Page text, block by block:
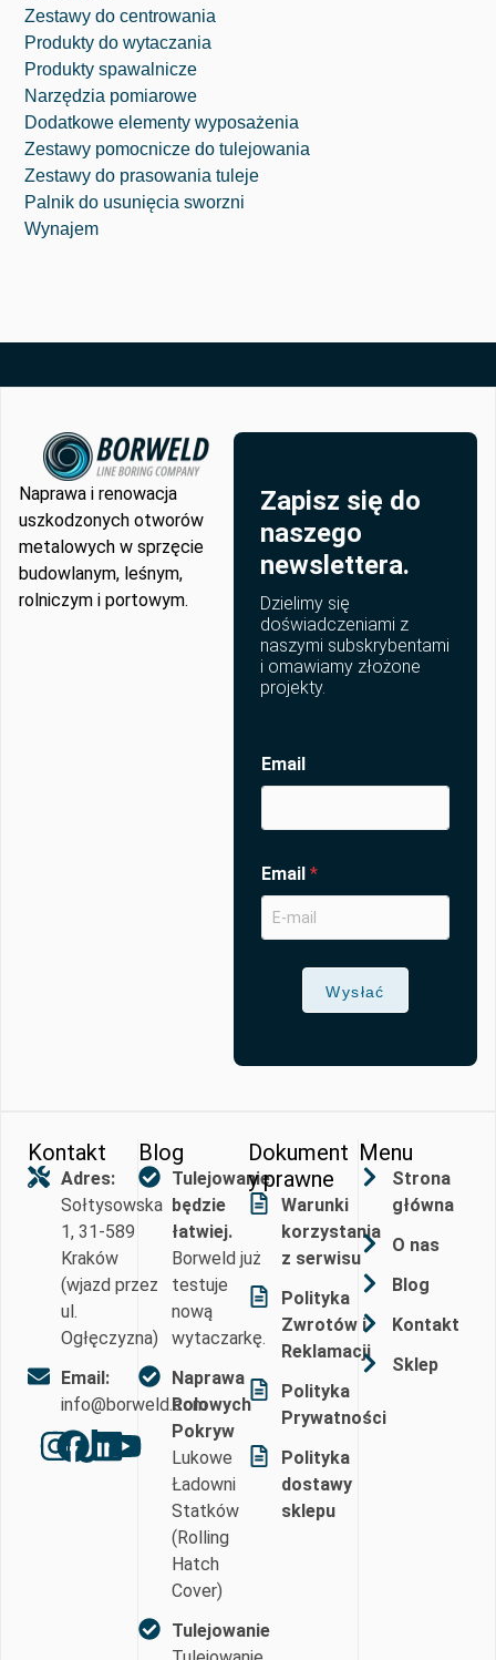
Zestawy do centrowania
Produkty do wytaczania
⁠Produkty spawalnicze
Narzędzia pomiarowe
Dodatkowe elementy wyposażenia
Zestawy pomocnicze do tulejowania
Zestawy do prasowania tuleje
Palnik do usunięcia sworzni
Wynajem
Naprawa i renowacja
uszkodzonych otworów
metalowych w sprzęcie
budowlanym, leśnym,
rolniczym i portowym.
Zapisz się do
naszego
newslettera.
Dzielimy się
doświadczeniami z
naszymi subskrybentami
i omawiamy złożone
projekty.
Email
Email*
Wysłać
Kontakt
Adres:
Sołtysowska
1, 31-589
Kraków
(wjazd przez
ul.
Ogłęczyzna)
Email:
info@borweld.com
Blog
Tulejowanie
będzie
łatwiej.
Borweld już
testuje
nową
wytaczarkę.
Naprawa
Rolowych
Pokryw
Lukowe
Ładowni
Statków
(Rolling
Hatch
Cover)
Tulejowanie
Dokument
y prawne
Warunki
korzystania
z serwisu
Polityka
Zwrotów i
Reklamacji
Polityka
Prywatności
Polityka
dostawy
sklepu
Menu
Strona
główna
O nas
Blog
Kontakt
Sklep